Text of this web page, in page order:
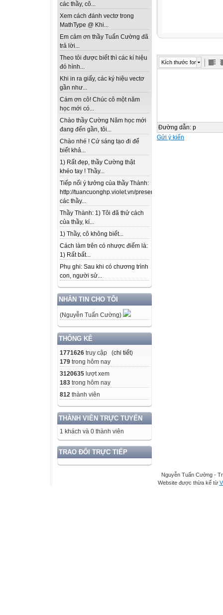
các thầy, cô...
Xem cách đánh vectơ trong
MathType @ Khi...
Em cảm ơn thầy Tuấn Cường đã
trả lời...
Theo tôi được biết thì các kí hiệu
đó hình...
Khi in ra giấy, các ký hiệu vectơ
gần như...
Cám ơn cô! Chúc cô một năm
học mới có...
Chào thầy Cường Năm học mới
đang đến gần, tôi...
Chào nhé ! Cứ sáng tạo đi để
biết khả...
1) Rất đẹp, thầy Cường thật
khéo tay ! Thầy...
Tiếp nối ý tưởng của thầy Thành:
http://tuancuonghp.violet.vn/present/show/entry_id/
các thầy...
Thầy Thành: 1) Tôi đã thử cách
của thầy, kí...
1) Thầy, cô không biết...
Cách làm trên có nhược điểm là:
1) Rất bất...
Phụ ghi: Sau khi có chương trình
con, người sử...
NHẮN TIN CHO TÔI
(Nguyễn Tuấn Cường)
THỐNG KÊ
1771626 truy cập (chi tiết)
179 trong hôm nay
3120635 lượt xem
183 trong hôm nay
812 thành viên
THÀNH VIÊN TRỰC TUYẾN
1 khách và 0 thành viên
TRAO ĐỔI TRỰC TIẾP
Kích thước font
Đường dẫn: p
Gửi ý kiến
Nguyễn Tuấn Cường -
Website được thừa kế từ